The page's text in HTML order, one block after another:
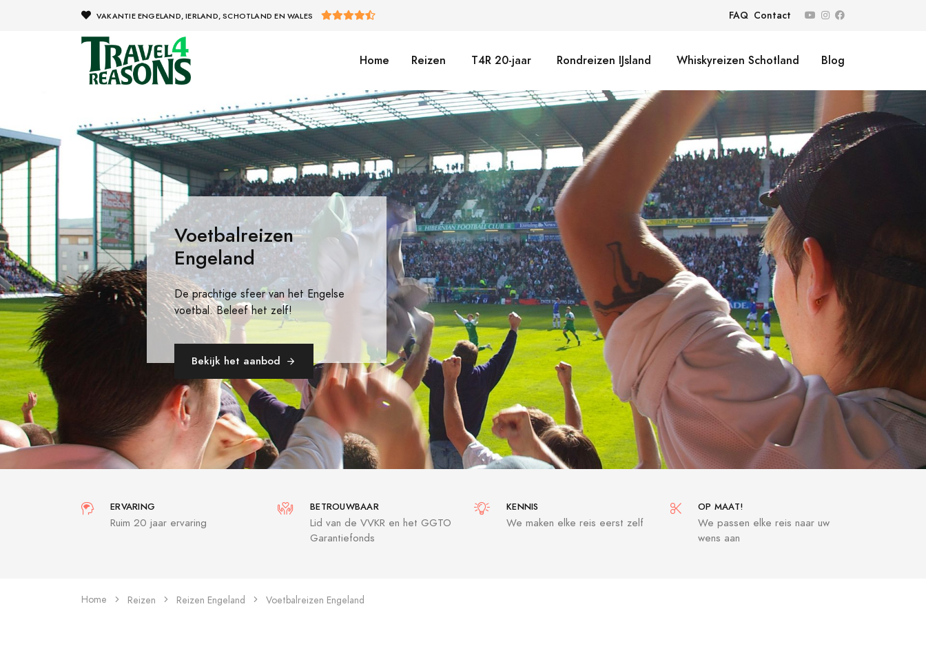
VAKANTIE ENGELAND, IERLAND, SCHOTLAND EN WALES FAQ Contact
Home Reizen T4R 20-jaar Rondreizen IJsland Whiskyreizen Schotland Blog
Voetbalreizen
Engeland
De prachtige sfeer van het Engelse
voetbal. Beleef het zelf!
Bekijk het aanbod
ERVARING
Ruim 20 jaar ervaring
BETROUWBAAR
Lid van de VVKR en het GGTO
Garantiefonds
KENNIS
We maken elke reis eerst zelf
OP MAAT!
We passen elke reis naar uw
wens aan
Home Reizen Reizen Engeland Voetbalreizen Engeland